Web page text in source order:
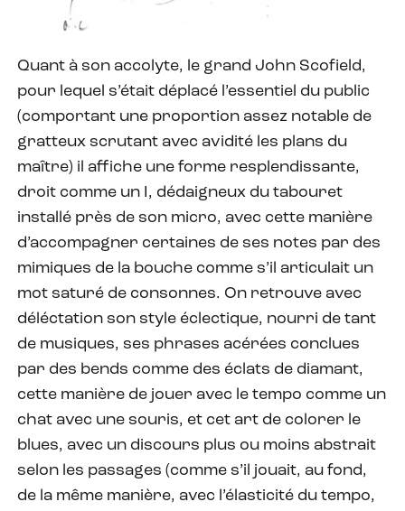
Quant à son accolyte, le grand John Scofield,
pour lequel s’était déplacé l’essentiel du public
(comportant une proportion assez notable de
gratteux scrutant avec avidité les plans du
maître) il affiche une forme resplendissante,
droit comme un I, dédaigneux du tabouret
installé près de son micro, avec cette manière
d’accompagner certaines de ses notes par des
mimiques de la bouche comme s’il articulait un
mot saturé de consonnes. On retrouve avec
déléctation son style éclectique, nourri de tant
de musiques, ses phrases acérées conclues
par des bends comme des éclats de diamant,
cette manière de jouer avec le tempo comme un
chat avec une souris, et cet art de colorer le
blues, avec un discours plus ou moins abstrait
selon les passages (comme s’il jouait, au fond,
de la même manière, avec l’élasticité du tempo,